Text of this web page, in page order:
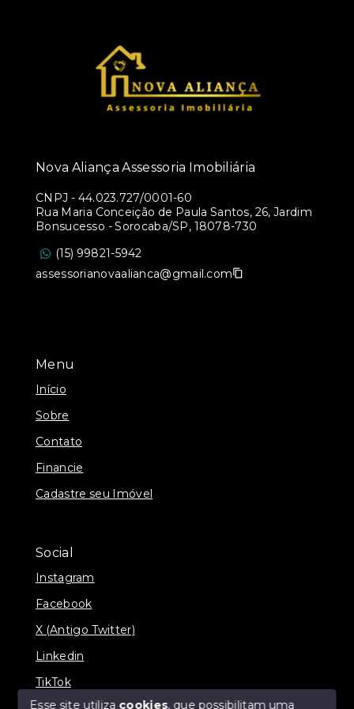
Menu
Início
Sobre
Contato
Financie
Cadastre seu Imóvel
Social
Instagram
Facebook
X (Antigo Twitter)
Linkedin
TikTok
Nova Aliança Assessoria Imobiliária
CNPJ - 44.023.727/0001-60
Rua Maria Conceição de Paula Santos, 26, Jardim
Bonsucesso - Sorocaba/SP, 18078-730
(15) 99821-5942
assessorianovaalianca@gmail.com
Esse site utiliza cookies, que possibilitam uma